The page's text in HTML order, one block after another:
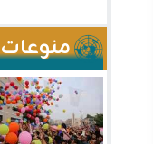
منوعات